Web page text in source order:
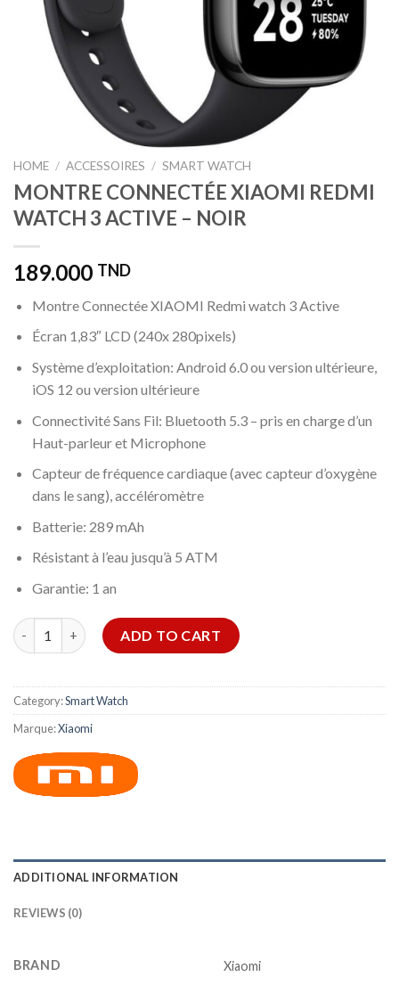
HOME / ACCESSOIRES / SMART WATCH
MONTRE CONNECTÉE XIAOMI REDMI
WATCH 3 ACTIVE – NOIR
189.000 TND
Montre Connectée XIAOMI Redmi watch 3 Active
Écran 1,83″ LCD (240x 280pixels)
Système d’exploitation: Android 6.0 ou version ultérieure,
iOS 12 ou version ultérieure
Connectivité Sans Fil: Bluetooth 5.3 – pris en charge d’un
Haut-parleur et Microphone
Capteur de fréquence cardiaque (avec capteur d’oxygène
dans le sang), accéléromètre
Batterie: 289 mAh
Résistant à l’eau jusqu’à 5 ATM
Garantie: 1 an
MONTRE CONNECTÉE XIAOMI REDMI WATCH 3 ACTIVE -
ADD TO CART
Category:Smart Watch
Marque:Xiaomi
ADDITIONAL INFORMATION
REVIEWS (0)
BRAND Xiaomi